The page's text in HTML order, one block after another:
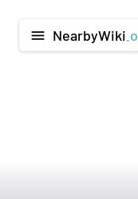
menu NearbyWiki